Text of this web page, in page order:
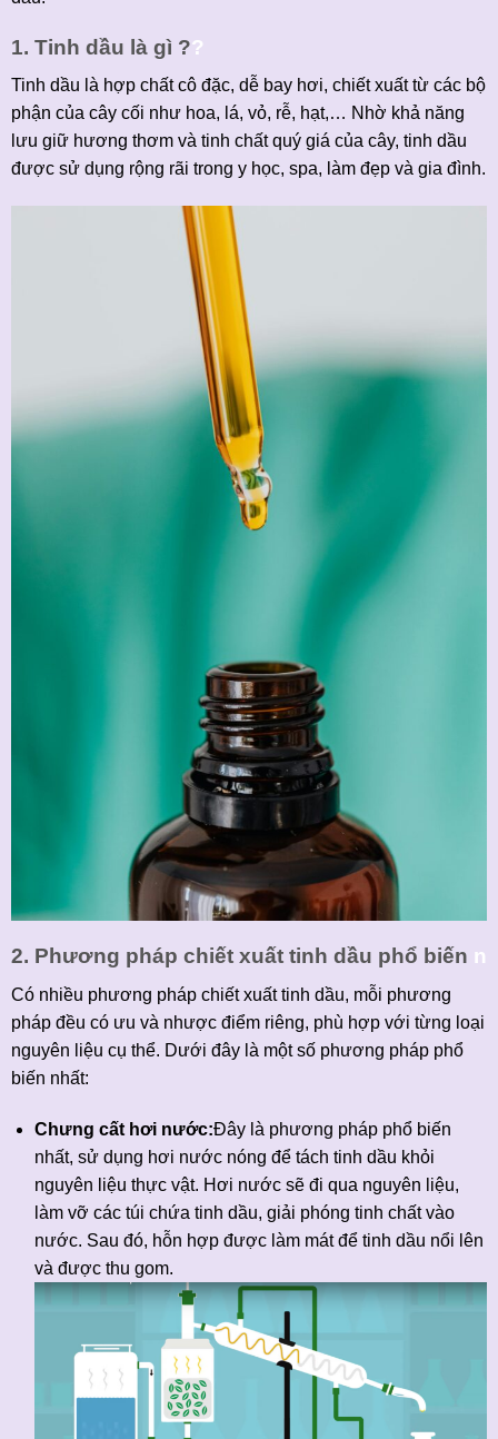
1. Tinh dầu là gì ??
Tinh dầu là hợp chất cô đặc, dễ bay hơi, chiết xuất từ các bộ
phận của cây cối như hoa, lá, vỏ, rễ, hạt,… Nhờ khả năng
lưu giữ hương thơm và tinh chất quý giá của cây, tinh dầu
được sử dụng rộng rãi trong y học, spa, làm đẹp và gia đình.
2. Phương pháp chiết xuất tinh dầu phổ biến n
Có nhiều phương pháp chiết xuất tinh dầu, mỗi phương
pháp đều có ưu và nhược điểm riêng, phù hợp với từng loại
nguyên liệu cụ thể. Dưới đây là một số phương pháp phổ
biến nhất:
Chưng cất hơi nước:Đây là phương pháp phổ biến
nhất, sử dụng hơi nước nóng để tách tinh dầu khỏi
nguyên liệu thực vật. Hơi nước sẽ đi qua nguyên liệu,
làm vỡ các túi chứa tinh dầu, giải phóng tinh chất vào
nước. Sau đó, hỗn hợp được làm mát để tinh dầu nổi lên
và được thu gom.